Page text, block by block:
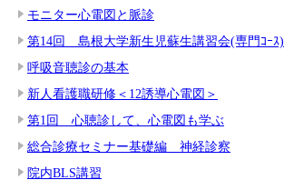
モニター心電図と脈診
第14回 島根大学新生児蘇生講習会(専門ｺｰｽ)
呼吸音聴診の基本
新人看護職研修＜12誘導心電図＞
第1回 心聴診して、心電図も学ぶ
総合診療セミナー基礎編 神経診察
院内BLS講習